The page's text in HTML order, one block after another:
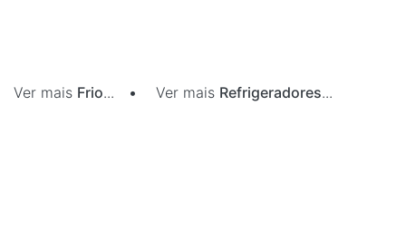
Ver mais Frio... • Ver mais Refrigeradores...